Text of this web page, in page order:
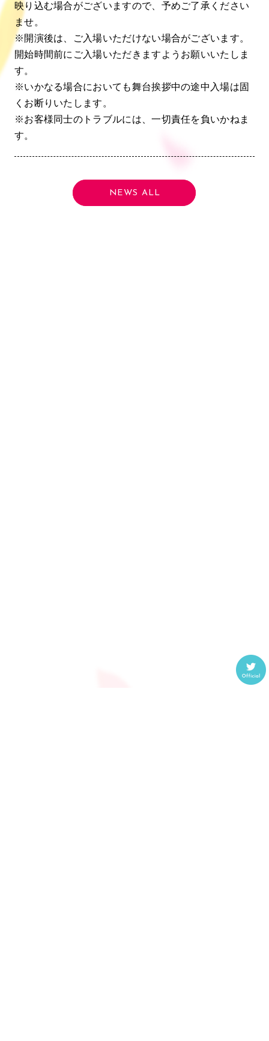
映り込む場合がございますので、予めご了承ください
ませ。
※開演後は、ご入場いただけない場合がございます。
開始時間前にご入場いただきますようお願いいたしま
す。
※いかなる場合においても舞台挨拶中の途中入場は固
くお断りいたします。
※お客様同士のトラブルには、一切責任を負いかねま
す。
NEWS ALL